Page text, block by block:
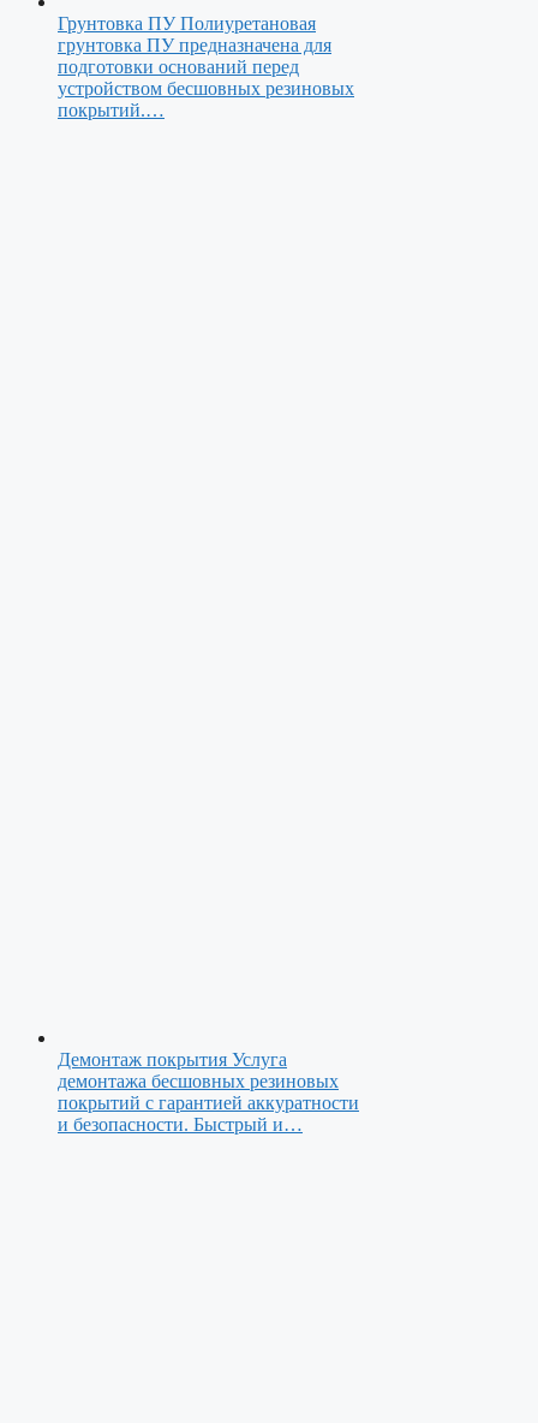
Грунтовка ПУ Полиуретановая
грунтовка ПУ предназначена для
подготовки оснований перед
устройством бесшовных резиновых
покрытий.…
Демонтаж покрытия Услуга
демонтажа бесшовных резиновых
покрытий с гарантией аккуратности
и безопасности. Быстрый и…